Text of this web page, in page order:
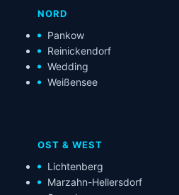
NORD
Pankow
Reinickendorf
Wedding
Weißensee
OST & WEST
Lichtenberg
Marzahn-Hellersdorf